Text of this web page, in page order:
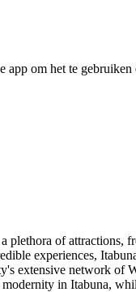
om het te gebruiken
of attractions,
experiences,
extensive network of
in Itabuna,